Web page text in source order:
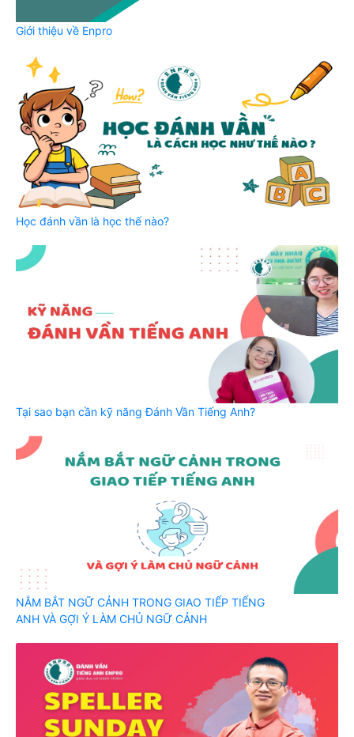
Giới thiệu về Enpro
Học đánh vần là học thế nào?
Tại sao bạn cần kỹ năng Đánh Vần Tiếng Anh?
NẮM BẮT NGỮ CẢNH TRONG GIAO TIẾP TIẾNG
ANH VÀ GỢI Ý LÀM CHỦ NGỮ CẢNH